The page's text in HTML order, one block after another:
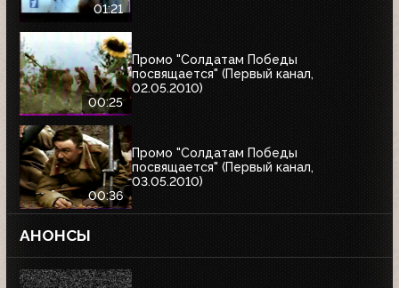
01:21
00:25
Промо "Солдатам Победы
посвящается" (Первый канал,
02.05.2010)
00:36
Промо "Солдатам Победы
посвящается" (Первый канал,
03.05.2010)
АНОНСЫ